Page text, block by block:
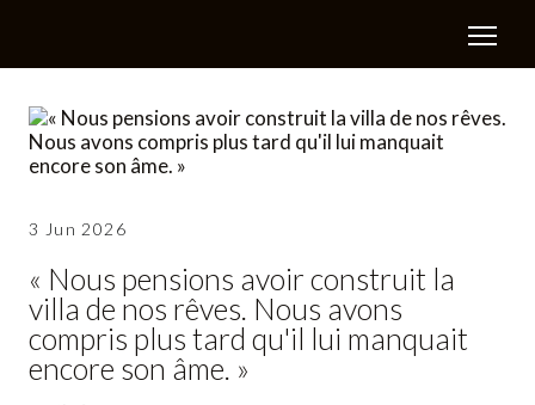
3 Jun 2026
« Nous pensions avoir construit la
villa de nos rêves. Nous avons
compris plus tard qu'il lui manquait
encore son âme. »